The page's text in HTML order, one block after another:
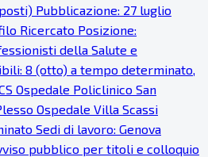
Pubblicazione: 27 luglio
Ricercato Posizione:
della Salute e
8 (otto) a tempo determinato,
Ospedale Policlinico San
Ospedale Villa Scassi
Sedi di lavoro: Genova
pubblico per titoli e colloquio